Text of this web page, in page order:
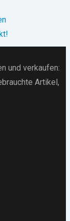
und verkaufen:
Artikel ,